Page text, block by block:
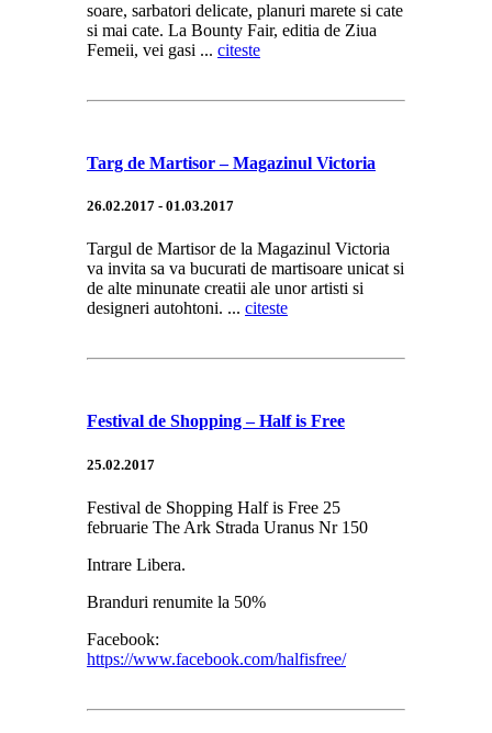
soare, sarbatori delicate, planuri marete si cate
si mai cate. La Bounty Fair, editia de Ziua
Femeii, vei gasi ... citeste
Targ de Martisor – Magazinul Victoria
26.02.2017 - 01.03.2017
Targul de Martisor de la Magazinul Victoria
va invita sa va bucurati de martisoare unicat si
de alte minunate creatii ale unor artisti si
designeri autohtoni. ... citeste
Festival de Shopping – Half is Free
25.02.2017
Festival de Shopping Half is Free 25
februarie The Ark Strada Uranus Nr 150
Intrare Libera.
Branduri renumite la 50%
Facebook:
https://www.facebook.com/halfisfree/